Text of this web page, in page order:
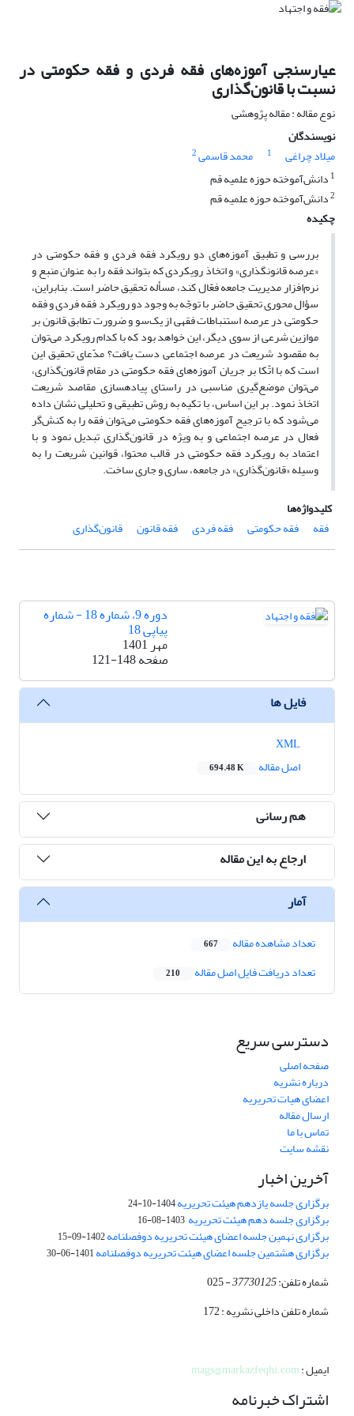
عیارسنجی آموزه‌های فقه فردی و فقه حکومتی در
نسبت با قانون‌گذاری
نوع مقاله : مقاله پژوهشی
نویسندگان
میلاد چراغی
1 محمد قاسمی2
1 دانش‌آموخته حوزه ‌علمیه ‌قم
2دانش‌آموخته حوزه علمیه قم
چکیده
بررسی و تطبیق آموزه‌های دو رویکرد فقه فردی و فقه حکومتی در
«عرصه قانونگذاری» و اتخاذ رویکردی که بتواند فقه را به عنوان منبع و
نرم‌افزار مدیریت جامعه فعّال کند، مسأله تحقیق حاضر است. بنابراین،
سؤال محوری تحقیق حاضر با توجّه به وجود دو رویکرد فقه فردی و فقه
حکومتی در عرصه استنباطات فقهی از یک‌سو و ضرورت تطابق قانون بر
موازین شرعی از سوی دیگر، این خواهد بود که با کدام رویکرد می‌توان
به مقصود شریعت در عرصه اجتماعی دست یافت؟ مدّعای تحقیق این
است که با اتّکا بر جریان آموزه‌های فقه حکومتی در مقام قانون‌گذاری،
می‌توان موضع‌گیری مناسبی در راستای پیاده‏سازی مقاصد شریعت
اتخاذ نمود. بر این اساس، با تکیه به روش تطبیقی و تحلیلی نشان داده
می‌شود که با ترجیح آموزه‌های فقه حکومتی می‌توان فقه را به کنش‌گر
فعال در عرصه اجتماعی و به ویژه در قانون‌‌گذاری تبدیل نمود و با
اعتماد به رویکرد فقه حکومتی در قالب محتوا، قوانین شریعت را به
وسیله «قانون‌گذاری» در جامعه، ساری و جاری ساخت.
کلیدواژه‌ها
فقه
فقه حکومتی فقه فردی فقه قانون قانون‌گذاری
دوره 9، شماره 18 - شماره
پیاپی 18
مهر 1401
صفحه121-148
فایل ها
اصل مقاله
694.48 K
هم رسانی
ارجاع به این مقاله
آمار
تعداد مشاهده مقاله 667
تعداد دریافت فایل اصل مقاله 210
دسترسی سریع
صفحه اصلی
درباره نشریه
اعضای هیات تحریریه
ارسال مقاله
تماس با ما
نقشه سایت
آخرین اخبار
برگزاری جلسه یازدهم هیئت تحریریه1404-10-24
برگزاری جلسه دهم هیئت تحریریه 1403-08-16
برگزاری نهمین جلسه اعضای هیئت تحریریه دوفصلنامه1402-09-15
برگزاری هشتمین جلسه اعضای هیئت تحریریه دوفصلنامه1401-06-30
شماره تلفن:37730125
- 025
شماره تلفن داخلی نشریه : 172
ایمیل :mags@markazfeqhi.com
اشتراک خبرنامه